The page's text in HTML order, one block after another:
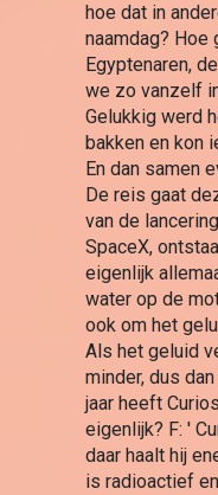
hoe dat in
naamdag? Hoe
Egyptenaren,
we zo vanzelf
Gelukkig werd
bakken en kon
En dan samen
De reis gaat
van de
SpaceX,
eigenlijk
water op de
ook om het
Als het geluid
minder, dus
jaar heeft
eigenlijk? F: '
daar haalt hij
is radioactief